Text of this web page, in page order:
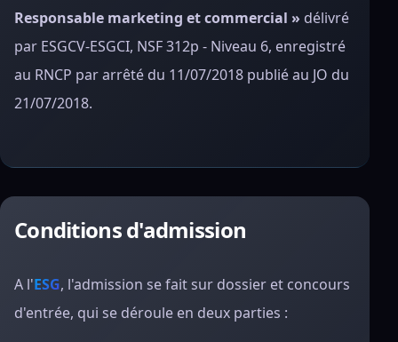
Responsable marketing et commercial » délivré
par ESGCV-ESGCI, NSF 312p - Niveau 6, enregistré
au RNCP par arrêté du 11/07/2018 publié au JO du
21/07/2018.
Conditions d'admission
A l'ESG, l'admission se fait sur dossier et concours
d'entrée, qui se déroule en deux parties :